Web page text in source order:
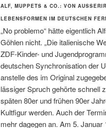
ALF, MUPPETS & CO.: VON
EBENSFORMEN IM DEUTSCHEN
„No problemo“ hätte eigentlich
Göhlen nicht. „Die italienische
ZDF-Kinder- und
deutschen Synchronisation der
anstelle des im Original
lässiger Spruch gehörte schnell
späten 80er und frühen 90er
Kultfigur werden. Auch der
mehr dagegen an. Am 5. Januar